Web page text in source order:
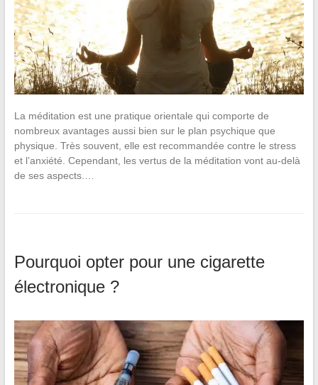
La méditation est une pratique orientale qui comporte de
nombreux avantages aussi bien sur le plan psychique que
physique. Très souvent, elle est recommandée contre le stress
et l’anxiété. Cependant, les vertus de la méditation vont au-delà
de ses aspects.…
Pourquoi opter pour une cigarette
électronique ?